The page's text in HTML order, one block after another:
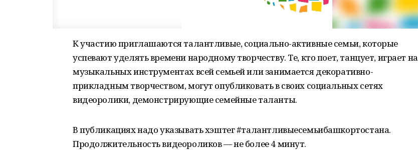
К участию приглашаются талантливые, социально-активные семьи, которые
успевают уделять времени народному творчеству. Те, кто поет, танцует, играет на
музыкальных инструментах всей семьей или занимается декоративно-
прикладным творчеством, могут опубликовать в своих социальных сетях
видеоролики, демонстрирующие семейные таланты.
В публикациях надо указывать хэштег #талантливыесемьибашкортостана.
Продолжительность видеороликов — не более 4 минут. ⠀